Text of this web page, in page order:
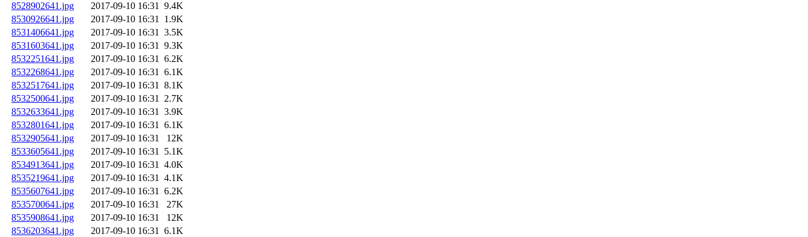
8528902641.jpg
2017-09-10 16:31 9.4K
8530926641.jpg
2017-09-10 16:31 1.9K
8531406641.jpg
2017-09-10 16:31 3.5K
8531603641.jpg
2017-09-10 16:31 9.3K
8532251641.jpg
2017-09-10 16:31 6.2K
8532268641.jpg
2017-09-10 16:31 6.1K
8532517641.jpg
2017-09-10 16:31 8.1K
8532500641.jpg
2017-09-10 16:31 2.7K
8532633641.jpg
2017-09-10 16:31 3.9K
8532801641.jpg
2017-09-10 16:31 6.1K
8532905641.jpg
2017-09-10 16:31
12K
8533605641.jpg
2017-09-10 16:31 5.1K
8534913641.jpg
2017-09-10 16:31 4.0K
8535219641.jpg
2017-09-10 16:31 4.1K
8535607641.jpg
2017-09-10 16:31 6.2K
8535700641.jpg
2017-09-10 16:31
27K
8535908641.jpg
2017-09-10 16:31
12K
8536203641.jpg
2017-09-10 16:31 6.1K